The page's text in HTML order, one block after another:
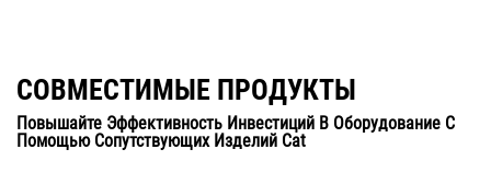
СОВМЕСТИМЫЕ ПРОДУКТЫ
Повышайте Эффективность Инвестиций В Оборудование С
Помощью Сопутствующих Изделий Cat